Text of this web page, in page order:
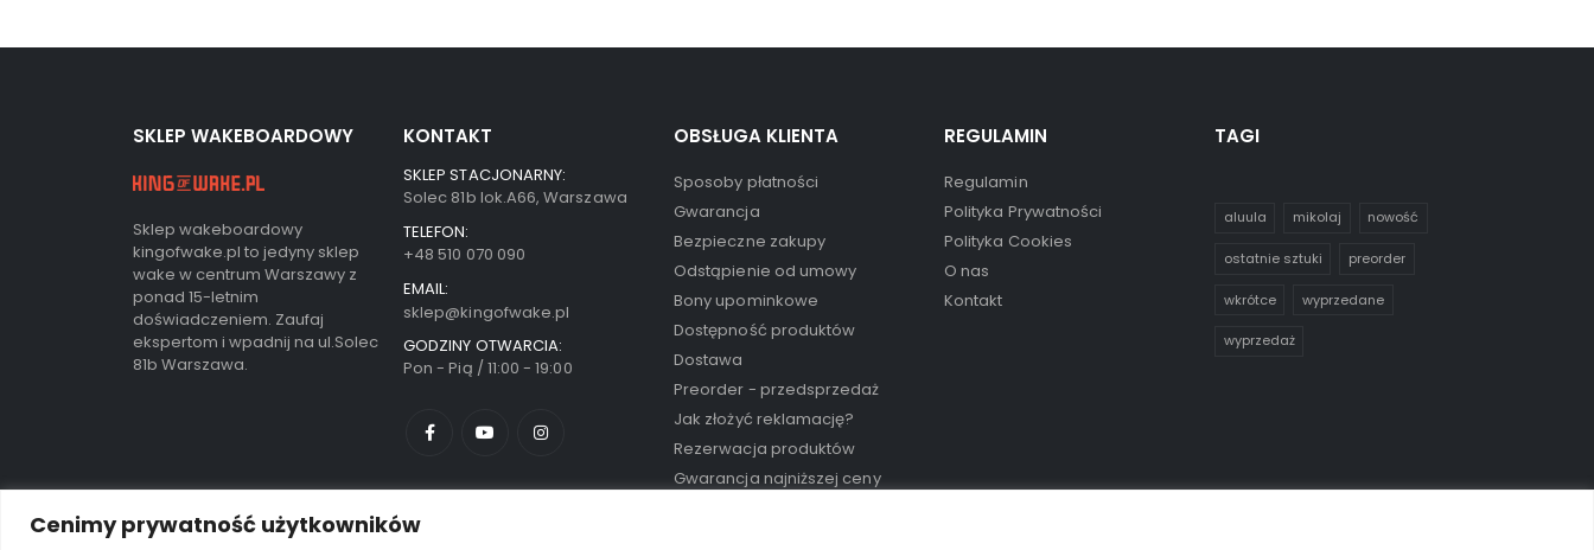
Cenimy prywatność użytkowników
SKLEP WAKEBOARDOWY
Sklep wakeboardowy
kingofwake.pl to jedyny sklep
wake w centrum Warszawy z
ponad 15-letnim
doświadczeniem. Zaufaj
ekspertom i wpadnij na ul.Solec
81b Warszawa.
KONTAKT
SKLEP STACJONARNY:
Solec 81b lok.A66, Warszawa
TELEFON:
+48 510 070 090
EMAIL:
sklep@kingofwake.pl
GODZINY OTWARCIA:
Pon - Pią / 11:00 - 19:00
OBSŁUGA KLIENTA
Sposoby płatności
Gwarancja
Bezpieczne zakupy
Odstąpienie od umowy
Bony upominkowe
Dostępność produktów
Dostawa
Preorder - przedsprzedaż
Jak złożyć reklamację?
Rezerwacja produktów
Gwarancja najniższej ceny
REGULAMIN
Regulamin
Polityka Prywatności
Polityka Cookies
O nas
Kontakt
TAGI
aluula mikolaj nowość
ostatnie sztuki preorder
wkrótce wyprzedane
wyprzedaż